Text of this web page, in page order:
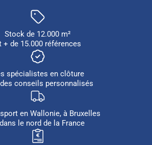
Stock de 12.000 m²
+ de 15.000 références
spécialistes en clôture
conseils personnalisés
en Wallonie, à Bruxelles
le nord de la France